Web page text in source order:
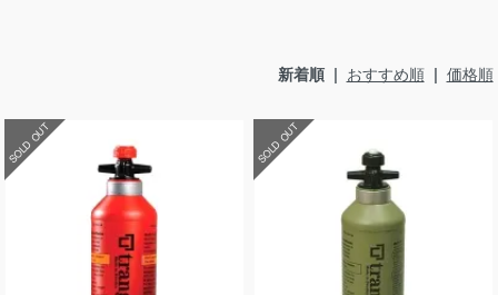
新着順 | おすすめ順| 価格順
SOLD OUT SOLD OUT